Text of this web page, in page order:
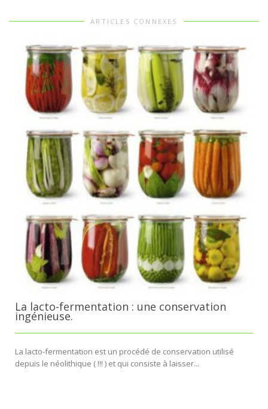
ARTICLES CONNEXES
La lacto-fermentation : une conservation
ingénieuse.
La lacto-fermentation est un procédé de conservation utilisé
depuis le néolithique ( !!! ) et qui consiste à laisser...